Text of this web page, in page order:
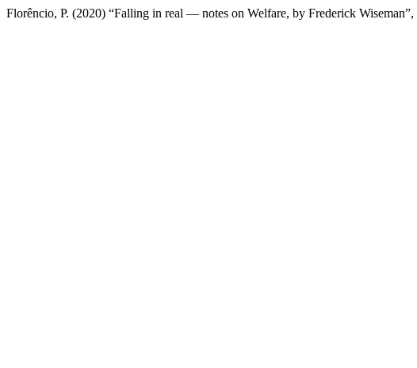
Florêncio, P. (2020) “Falling in real — notes on Welfare, by Frederick Wiseman”,